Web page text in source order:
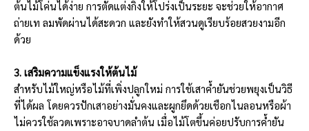
ต้นไม้โค่นได้ง่าย การตัดแต่งกิ่งให้โปร่งเป็นระยะ จะช่วยให้อากาศ
ถ่ายเท ลมพัดผ่านได้สะดวก และยังทำให้สวนดูเรียบร้อยสวยงามอีก
ด้วย
3. เสริมความแข็งแรงให้ต้นไม้
สำหรับไม้ใหญ่หรือไม้ที่เพิ่งปลูกใหม่ การใช้เสาค้ำยันช่วยพยุงเป็นวิธี
ที่ได้ผล โดยควรปักเสาอย่างมั่นคงและผูกยึดด้วยเชือกไนลอนหรือผ้า
ไม่ควรใช้ลวดเพราะอาจบาดลำต้น เมื่อไม้โตขึ้นค่อยปรับการค้ำยัน